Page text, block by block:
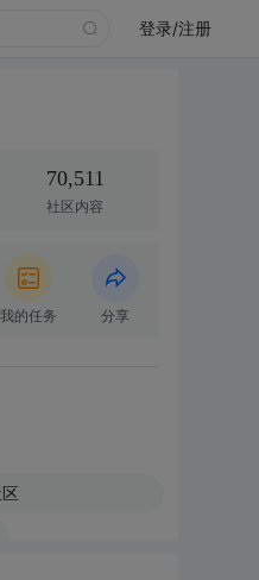
登录/注册
70,511
社区内容
我的任务 分享